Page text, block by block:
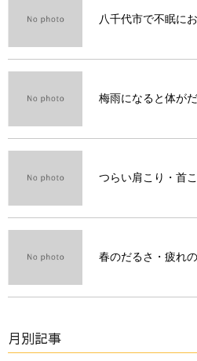
八千代市で不眠に
梅雨になると体が
つらい肩こり・首
春のだるさ・疲れ
月別記事